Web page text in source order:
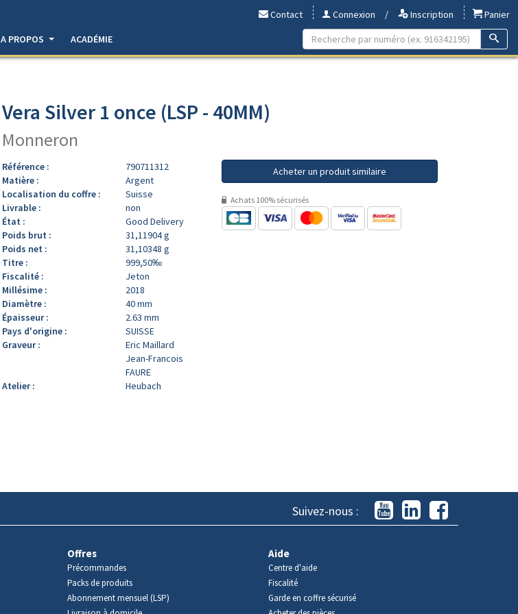
Contact Connexion / Inscription
Panier
A PROPOS ACADÉMIE
Vera Silver 1 once (LSP - 40MM)
Monneron
Référence :
790711312
Matière :
Argent
Localisation du coffre :
Suisse
Livrable :
non
État :
Good Delivery
Poids brut :
31,11904 g
Poids net :
31,10348 g
Titre :
999,50‰
Fiscalité :
Jeton
Millésime :
2018
Diamètre :
40 mm
Épaisseur :
2.63 mm
Pays d'origine :
SUISSE
Graveur :
Eric Maillard
Jean-Francois
FAURE
Atelier :
Heubach
Acheter un produit similaire
Achats 100% sécurisés
Suivez-nous :
Offres
Précommandes
Packs de produits
Abonnement mensuel (LSP)
Aide
Centre d'aide
Fiscalité
Garde en coffre sécurisé